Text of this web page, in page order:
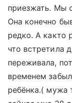
приезжать. Мы
Она конечно
редко. А както
что встретила
переживала,
временем
ребёнка.( мужа